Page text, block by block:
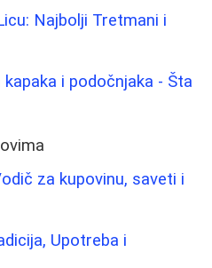
Najbolji Tretmani i
i podočnjaka - Šta
za kupovinu, saveti i
Upotreba i